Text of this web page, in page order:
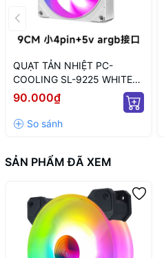
QUẠT TẢN NHIỆT PC-
COOLING SL-9225 WHITE
ARGB (MÀU TRẮNG/ 9CM/
LED TÂM ARGB VÔ CỰC)
90.000₫
SẢN PHẨM ĐÃ XEM